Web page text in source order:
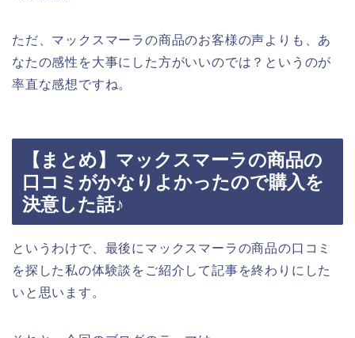
ただ、マックスマーラの商品のお客様の声よりも、あ
なたの感性を大事にした方がいいのでは？というのが
率直な感想ですね。
【まとめ】マックスマーラの商品の
口コミがかなりよかったので購入を
決意した話♪
というわけで、最後にマックスマーラの商品の口コミ
を探した私の体験談をご紹介して記事を終わりにした
いと思います。